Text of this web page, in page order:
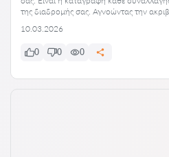
της διαδρομής σας. Αγνοώντας την
10.03.2026
0 0 0